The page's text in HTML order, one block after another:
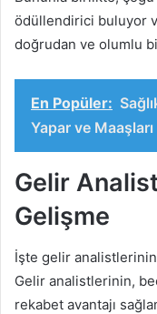
ödüllendirici buluyor
doğrudan ve olumlu
En Popüler:
Yapar ve
Gelir
Gelişme
İşte gelir
Gelir analistlerinin,
rekabet avantajı